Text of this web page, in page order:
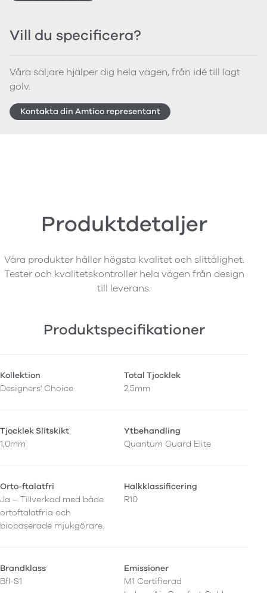
Vill du specificera?
Våra säljare hjälper dig hela vägen, från idé till lagt
golv.
Kontakta din Amtico representant
Produktdetaljer
Våra produkter håller högsta kvalitet och slittålighet.
Tester och kvalitetskontroller hela vägen från design
till leverans.
Produktspecifikationer
Kollektion
Designers' Choice
Total Tjocklek
2,5mm
Tjocklek Slitskikt
1,0mm
Ytbehandling
Quantum Guard Elite
Orto-ftalatfri
Ja – Tillverkad med både
ortoftalatfria och
biobaserade mjukgörare.
Halkklassificering
R10
Brandklass
Bfl-S1
Emissioner
M1 Certifierad